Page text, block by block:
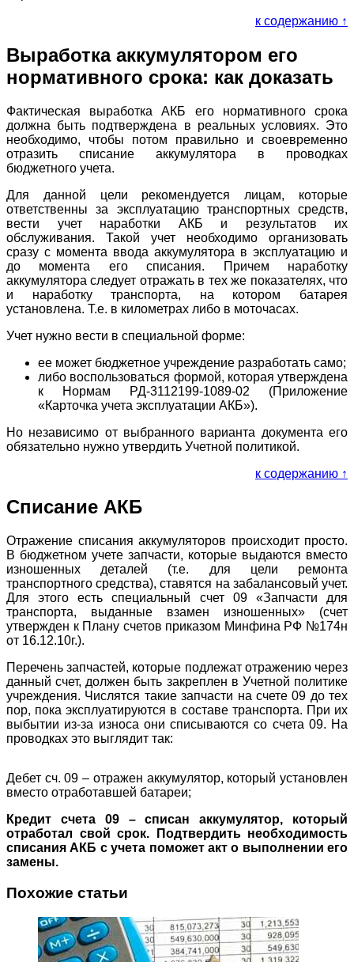
к содержанию ↑
Выработка аккумулятором его
нормативного срока: как доказать
Фактическая выработка АКБ его нормативного срока
должна быть подтверждена в реальных условиях. Это
необходимо, чтобы потом правильно и своевременно
отразить списание аккумулятора в проводках
бюджетного учета.
Для данной цели рекомендуется лицам, которые
ответственны за эксплуатацию транспортных средств,
вести учет наработки АКБ и результатов их
обслуживания. Такой учет необходимо организовать
сразу с момента ввода аккумулятора в эксплуатацию и
до момента его списания. Причем наработку
аккумулятора следует отражать в тех же показателях, что
и наработку транспорта, на котором батарея
установлена. Т.е. в километрах либо в моточасах.
Учет нужно вести в специальной форме:
ее может бюджетное учреждение разработать само;
либо воспользоваться формой, которая утверждена
к Нормам РД-3112199-1089-02 (Приложение
«Карточка учета эксплуатации АКБ»).
Но независимо от выбранного варианта документа его
обязательно нужно утвердить Учетной политикой.
к содержанию ↑
Списание АКБ
Отражение списания аккумуляторов происходит просто.
В бюджетном учете запчасти, которые выдаются вместо
изношенных деталей (т.е. для цели ремонта
транспортного средства), ставятся на забалансовый учет.
Для этого есть специальный счет 09 «Запчасти для
транспорта, выданные взамен изношенных» (счет
утвержден к Плану счетов приказом Минфина РФ №174н
от 16.12.10г.).
Перечень запчастей, которые подлежат отражению через
данный счет, должен быть закреплен в Учетной политике
учреждения. Числятся такие запчасти на счете 09 до тех
пор, пока эксплуатируются в составе транспорта. При их
выбытии из-за износа они списываются со счета 09. На
проводках это выглядит так:
Дебет сч. 09 – отражен аккумулятор, который установлен
вместо отработавшей батареи;
Кредит счета 09 – списан аккумулятор, который
отработал свой срок. Подтвердить необходимость
списания АКБ с учета поможет акт о выполнении его
замены.
Похожие статьи